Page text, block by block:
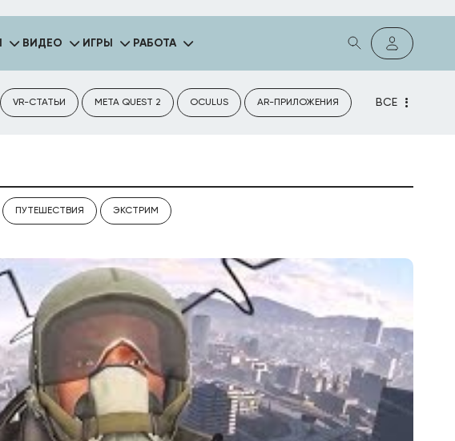
ВИДЕО ИГРЫ РАБОТА
VR-СТАТЬИ META QUEST 2 OCULUS AR-ПРИЛОЖЕНИЯ ВСЕ
ПУТЕШЕСТВИЯ ЭКСТРИМ